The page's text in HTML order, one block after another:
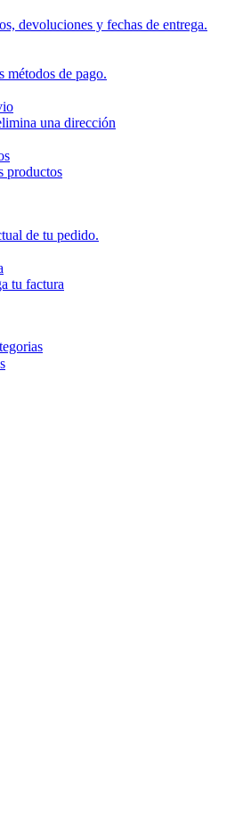
devoluciones y fechas de entrega.
métodos de pago.
una dirección
productos
de tu pedido.
tu factura